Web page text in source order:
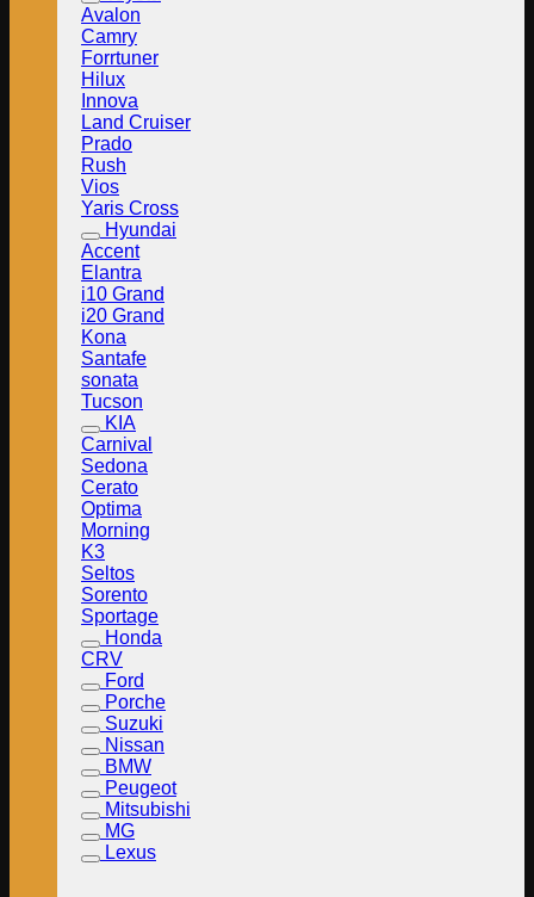
Avalon
Camry
Forrtuner
Hilux
Innova
Land Cruiser
Prado
Rush
Vios
Yaris Cross
Hyundai
Accent
Elantra
i10 Grand
i20 Grand
Kona
Santafe
sonata
Tucson
KIA
Carnival
Sedona
Cerato
Optima
Morning
K3
Seltos
Sorento
Sportage
Honda
CRV
Ford
Porche
Suzuki
Nissan
BMW
Peugeot
Mitsubishi
MG
Lexus